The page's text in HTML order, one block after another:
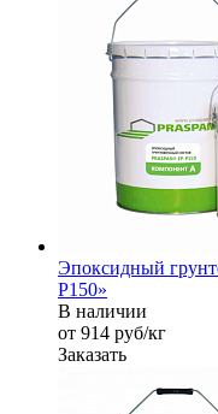
Эпоксидный
P150»
В наличии
от 914 руб/кг
Заказать